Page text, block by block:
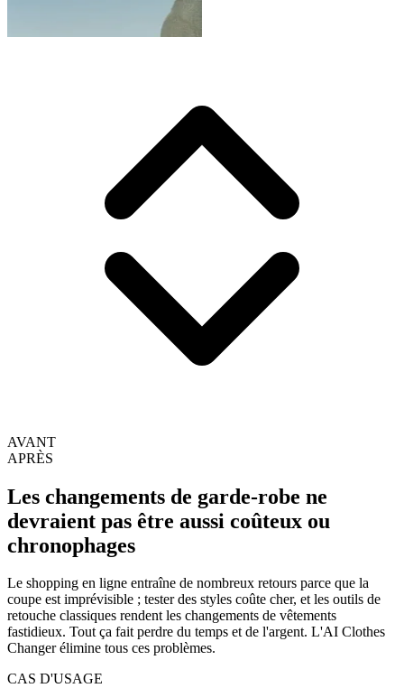
AVANT
APRÈS
Les changements de garde-robe ne
devraient pas être aussi coûteux ou
chronophages
Le shopping en ligne entraîne de nombreux retours parce que la
coupe est imprévisible ; tester des styles coûte cher, et les outils de
retouche classiques rendent les changements de vêtements
fastidieux. Tout ça fait perdre du temps et de l'argent. L'AI Clothes
Changer élimine tous ces problèmes.
CAS D'USAGE